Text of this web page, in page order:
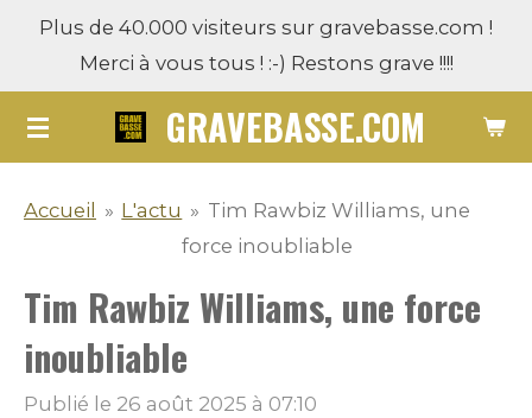
Passer
contenu
principal
GRAVEBASSE.COM
Plus de 40.000 visiteurs sur gravebasse.com !
Merci à vous tous ! :-) Restons grave !!!!
Accueil » L'actu » Tim Rawbiz Williams, une
force inoubliable
Tim Rawbiz Williams, une force
inoubliable
Publié le 26 août 2025 à 07:10